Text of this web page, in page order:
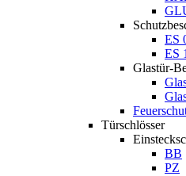
ES
ES 1
Glastür-
Türschlösser
BB
PZ